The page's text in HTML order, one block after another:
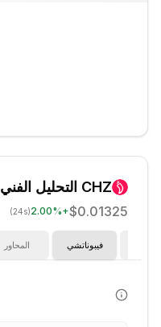
CHZ التحليل الفني
$0.01325
+
2.00%
(24s)
المحاور فيبوناتشي